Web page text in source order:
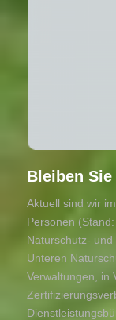
Bleiben
Aktuell sind wir
Personen
Naturschutz-
Unteren
Verwaltungen, in